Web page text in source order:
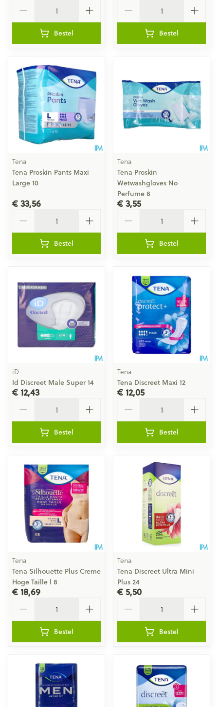
Bestel Bestel
Tena
Tena Proskin Pants Maxi
Large 10
€ 33,56
Bestel
Tena
Tena Proskin
Wetwashgloves No
Perfume 8
€ 3,55
Bestel
iD
Id Discreet Male Super 14
€ 12,43
Bestel
Tena
Tena Discreet Maxi 12
€ 12,05
Bestel
Tena
Tena Silhouette Plus Creme
Hoge Taille l 8
€ 18,69
Bestel
Tena
Tena Discreet Ultra Mini
Plus 24
€ 5,50
Bestel